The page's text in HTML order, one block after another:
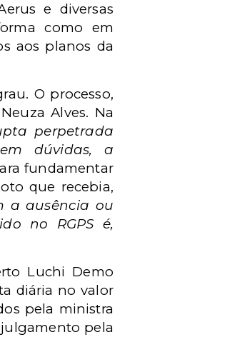
e diversas
como em
aos planos da
O processo,
Alves. Na
perpetrada
dúvidas, a
fundamentar
que recebia,
a ausência ou
no RGPS é,
Luchi Demo
diária no valor
pela ministra
pela